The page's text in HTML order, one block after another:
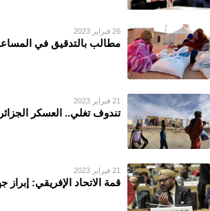
26 فبراير 2023
مطالب بالتدقيق في
21 فبراير 2023
تندوف تغلي.. العسكر
21 فبراير 2023
قمة الاتحاد الإفريقي: